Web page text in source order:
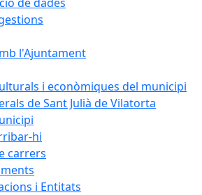
l'Ajuntament
i econòmiques del municipi
de Sant Julià de Vilatorta
hi
carrers
i Entitats